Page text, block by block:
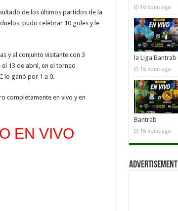
de los últimos partidos de la
pudo celebrar 10 goles y le
y al conjunto visitante con 3
13 de abril, en el torneo
lo ganó por 1 a 0.
completamente en vivo y en
EN VIVO
16 horas ago
la Liga Bantrab
16 horas ago
Bantrab
16 horas ago
Advertisement